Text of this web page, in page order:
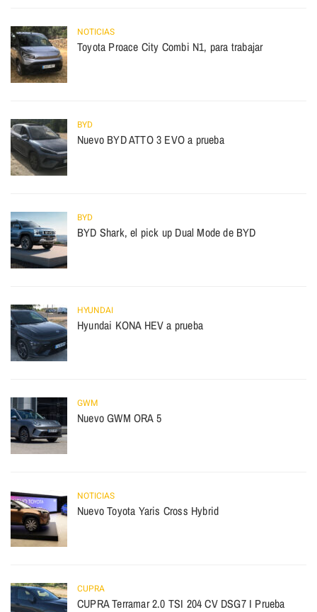
NOTICIAS
Toyota Proace City Combi N1, para trabajar
BYD
Nuevo BYD ATTO 3 EVO a prueba
BYD
BYD Shark, el pick up Dual Mode de BYD
HYUNDAI
Hyundai KONA HEV a prueba
GWM
Nuevo GWM ORA 5
NOTICIAS
Nuevo Toyota Yaris Cross Hybrid
CUPRA
CUPRA Terramar 2.0 TSI 204 CV DSG7 I Prueba